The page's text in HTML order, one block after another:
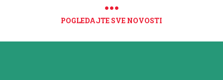
POGLEDAJTE SVE NOVOSTI